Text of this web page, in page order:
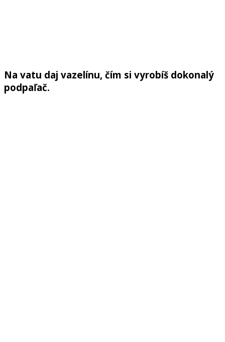
Na vatu daj vazelínu, čím si vyrobíš dokonalý
podpaľač.